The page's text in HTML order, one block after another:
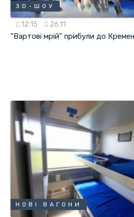
3D-ШОУ
12:15 26.11
"Вартові мрій" прибули до
НОВІ ВАГОНИ